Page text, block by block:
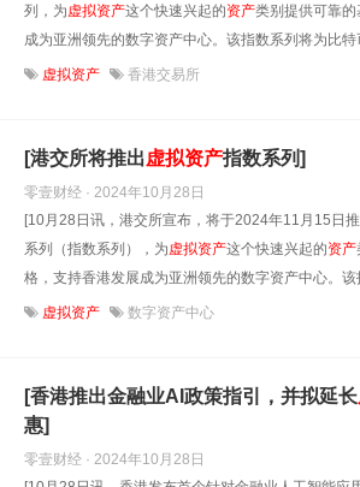
列，为虚拟资产这个快速兴起的资产类别提供可靠
成为亚洲领先的数字资产中心。该指数系列将为比
虚拟资产 香港交易所
[港交所将推出虚拟资产指数系列]
零壹财经 · 2024年10月28日
[10月28日讯，港交所宣布，将于2024年11月15日
系列（指数系列），为虚拟资产这个快速兴起的资产
格，支持香港发展成为亚洲领先的数字资产中心。
虚拟资产 数字资产中心
[香港推出金融业AI政策指引，并拟延长
惠]
零壹财经 · 2024年10月28日